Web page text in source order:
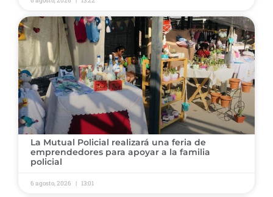
La Mutual Policial realizará una feria de
emprendedores para apoyar a la familia
policial
6 agosto, 2026 13:01